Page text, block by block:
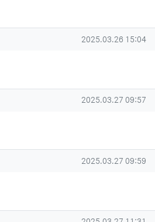
작성일
2025.03.26 15:04
작성일
2025.03.27 09:57
작성일
2025.03.27 09:59